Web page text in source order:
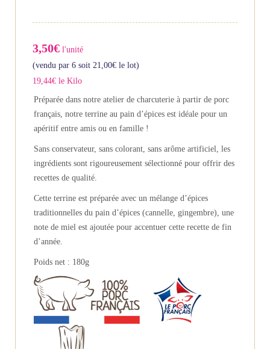
3,50€ l'unité
(vendu par 6 soit 21,00€ le lot)
19,44€ le Kilo
Préparée dans notre atelier de charcuterie à partir de porc
français, notre terrine au pain d’épices est idéale pour un
apéritif entre amis ou en famille !
Sans conservateur, sans colorant, sans arôme artificiel, les
ingrédients sont rigoureusement sélectionné pour offrir des
recettes de qualité.
Cette terrine est préparée avec un mélange d’épices
traditionnelles du pain d’épices (cannelle, gingembre), une
note de miel est ajoutée pour accentuer cette recette de fin
d’année.
Poids net : 180g